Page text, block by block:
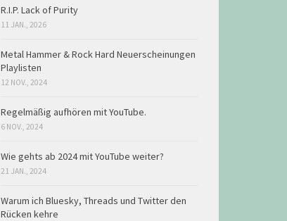
R.I.P. Lack of Purity
11 JAN., 2026
Metal Hammer & Rock Hard Neuerscheinungen
Playlisten
12 NOV., 2024
Regelmäßig aufhören mit YouTube.
6 NOV., 2024
Wie gehts ab 2024 mit YouTube weiter?
21 JAN., 2024
Warum ich Bluesky, Threads und Twitter den
Rücken kehre